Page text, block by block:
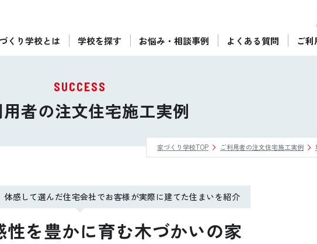
くり学校とは 学校を探す お悩み・相談事例 よくある質問 ご
ぴったりの住宅会社をご提案
後悔しない家づくりをレクチャー
セミナーをみる
ご利用は無料！全国20校
お近くの学校を探す
SUCCESS
用者の注文住宅施工実例
家づくり学校TOP ご利用者の注文住宅施工実例
体感して選んだ住宅会社でお客様が実際に建てた住まいを紹介
性を豊かに育む木づかいの家